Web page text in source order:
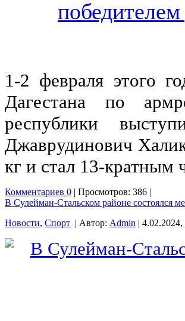
1-2 февраля этого
Дагестана по
республики
Джаврудинович
кг и стал 13-кратным
Комментариев 0 | Просмотров: 386 |
В Сулейман-Стальском районе состоялся
Новости, Спорт | Автор: Admin | 4.02.2024,